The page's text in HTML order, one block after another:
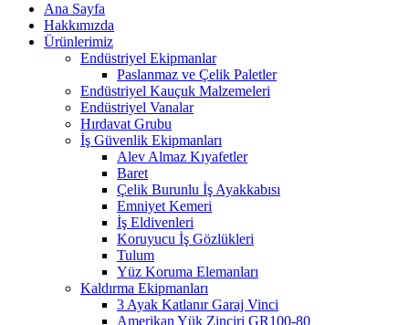
Ana Sayfa
Hakkımızda
Ürünlerimiz
Endüstriyel Ekipmanlar
Paslanmaz ve Çelik Paletler
Endüstriyel Kauçuk Malzemeleri
Endüstriyel Vanalar
Hırdavat Grubu
İş Güvenlik Ekipmanları
Alev Almaz Kıyafetler
Baret
Çelik Burunlu İş Ayakkabısı
Emniyet Kemeri
İş Eldivenleri
Koruyucu İş Gözlükleri
Tulum
Yüz Koruma Elemanları
Kaldırma Ekipmanları
3 Ayak Katlanır Garaj Vinci
Amerikan Yük Zinciri GR100-80